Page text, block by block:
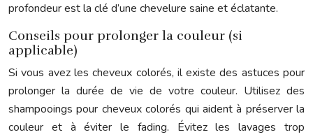
profondeur est la clé d’une chevelure saine et éclatante.
Conseils pour prolonger la couleur (si
applicable)
Si vous avez les cheveux colorés, il existe des astuces pour
prolonger la durée de vie de votre couleur. Utilisez des
shampooings pour cheveux colorés qui aident à préserver la
couleur et à éviter le fading. Évitez les lavages trop